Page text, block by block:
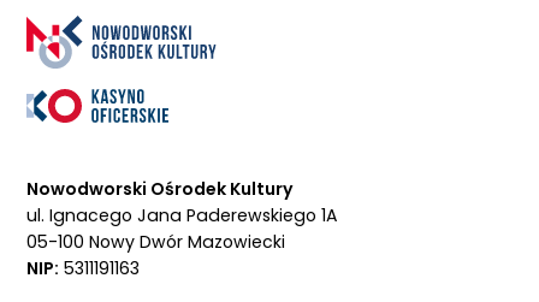
Nowodworski Ośrodek Kultury
ul. Ignacego Jana Paderewskiego 1A
05-100 Nowy Dwór Mazowiecki
NIP: 5311191163